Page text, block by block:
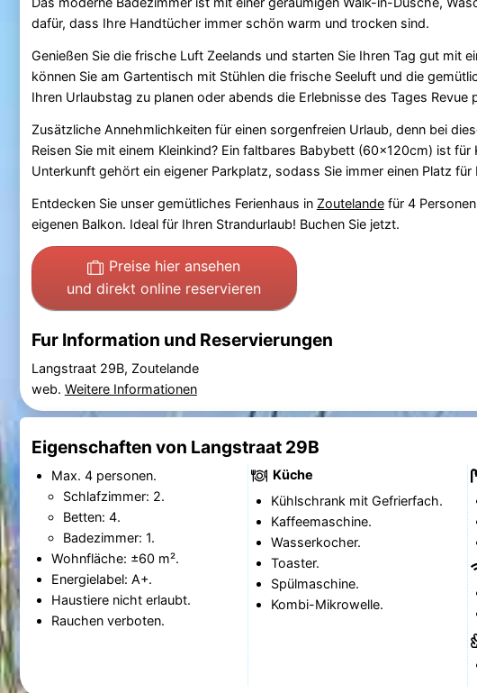
dafür, dass Ihre Handtücher immer schön warm und trocken sind.
Genießen Sie die frische Luft Zeelands und starten Sie Ihren Tag gut mit
können Sie am Gartentisch mit Stühlen die frische Seeluft und die
Ihren Urlaubstag zu planen oder abends die Erlebnisse des Tages Revue
Zusätzliche Annehmlichkeiten für einen sorgenfreien Urlaub, denn bei
Reisen Sie mit einem Kleinkind? Ein faltbares Babybett (60x120cm) ist
Unterkunft gehört ein eigener Parkplatz, sodass Sie immer einen Platz
Entdecken Sie unser gemütliches Ferienhaus in Zoutelandefür 4
eigenen Balkon. Ideal für Ihren Strandurlaub! Buchen Sie jetzt.
Preise hier ansehen
und direkt online reservieren
Fur Information und Reservierungen
Langstraat 29B, Zoutelande
web. Weitere Informationen
Eigenschaften von Langstraat 29B
Max. 4 personen.
Schlafzimmer: 2.
Betten: 4.
Badezimmer: 1.
Wohnfläche: ±60 m².
Energielabel: A+.
Haustiere nicht erlaubt.
Rauchen verboten.
Küche
Kühlschrank mit Gefrierfach.
Kaffeemaschine.
Wasserkocher.
Toaster.
Spülmaschine.
Kombi-Mikrowelle.